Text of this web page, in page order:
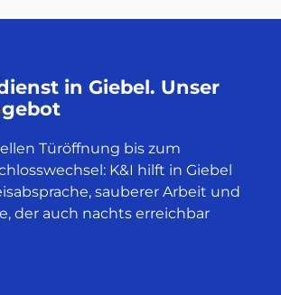
in Giebel. Unser
Türöffnung bis zum
K&I hilft in Giebel
sauberer Arbeit und
der auch nachts erreichbar